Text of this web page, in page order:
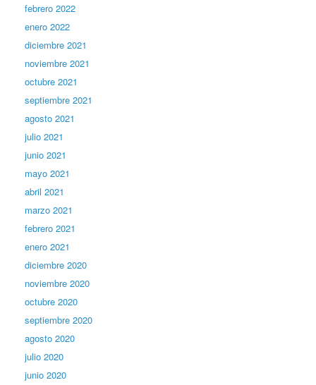
febrero 2022
enero 2022
diciembre 2021
noviembre 2021
octubre 2021
septiembre 2021
agosto 2021
julio 2021
junio 2021
mayo 2021
abril 2021
marzo 2021
febrero 2021
enero 2021
diciembre 2020
noviembre 2020
octubre 2020
septiembre 2020
agosto 2020
julio 2020
junio 2020